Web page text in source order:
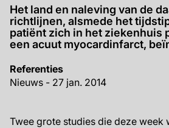
Het land en naleving van de
richtlijnen, alsmede het
patiënt zich in het ziekenhuis
een acuut myocardinfarct,
Referenties
Nieuws - 27 jan. 2014
Twee grote studies die deze week